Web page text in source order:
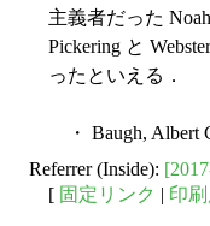
主義者だった
Pickering と
ったといえる．
・ Baugh, Albert
Referrer (Inside):
[ 固定リンク | 印